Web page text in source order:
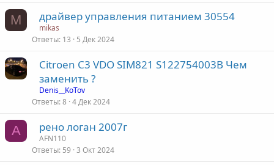
M драйвер управления питанием 30554
mikas
Ответы 13 5 Дек 2024
Citroen C3 VDO SIM821 S122754003B Чем
заменить ?
Denis__KoTov
Ответы 8 4 Дек 2024
A рено логан 2007г
AFN110
Ответы 59 3 Окт 2024